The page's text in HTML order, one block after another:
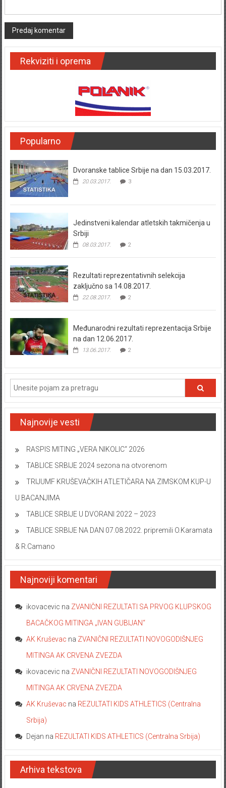
Rekviziti i oprema
Popularno
Dvoranske tablice Srbije na dan 15.03.2017.
20.03.2017. 3
Jedinstveni kalendar atletskih takmičenja u
Srbiji
08.03.2017. 2
Rezultati reprezentativnih selekcija
zaključno sa 14.08.2017.
22.08.2017. 2
Međunarodni rezultati reprezentacija Srbije
na dan 12.06.2017.
13.06.2017. 2
Najnovije vesti
RASPIS MITING „VERA NIKOLIC“ 2026
TABLICE SRBIJE 2024 sezona na otvorenom
TRIJUMF KRUŠEVAČKIH ATLETIČARA NA ZIMSKOM KUP-U
U BACANJIMA
TABLICE SRBIJE U DVORANI 2022 – 2023
TABLICE SRBIJE NA DAN 07.08.2022. pripremili O.Karamata
& R.Camano
Najnoviji komentari
ikovacevic na ZVANIČNI REZULTATI SA PRVOG KLUPSKOG
BACAČKOG MITINGA „IVAN GUBIJAN“
AK Kruševac na ZVANIČNI REZULTATI NOVOGODIŠNJEG
MITINGA AK CRVENA ZVEZDA
ikovacevic na ZVANIČNI REZULTATI NOVOGODIŠNJEG
MITINGA AK CRVENA ZVEZDA
AK Kruševac na REZULTATI KIDS ATHLETICS (Centralna
Srbija)
Dejan na REZULTATI KIDS ATHLETICS (Centralna Srbija)
Arhiva tekstova